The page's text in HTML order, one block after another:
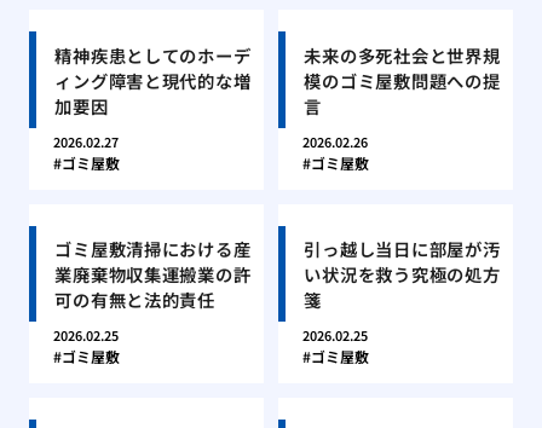
精神疾患としてのホーデ
ィング障害と現代的な増
加要因
2026.02.27
ゴミ屋敷
未来の多死社会と世界規
模のゴミ屋敷問題への提
言
2026.02.26
ゴミ屋敷
ゴミ屋敷清掃における産
業廃棄物収集運搬業の許
可の有無と法的責任
2026.02.25
ゴミ屋敷
引っ越し当日に部屋が汚
い状況を救う究極の処方
箋
2026.02.25
ゴミ屋敷